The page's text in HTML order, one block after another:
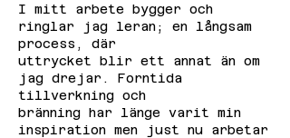
I mitt arbete bygger och
ringlar jag leran; en långsam
process, där
uttrycket blir ett annat än om
jag drejar. Forntida
tillverkning och
bränning har länge varit min
inspiration men just nu arbetar